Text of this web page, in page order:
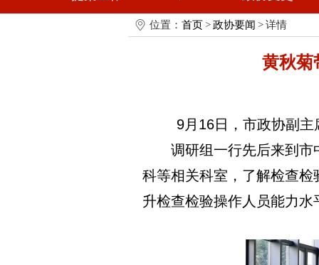
位置： 首页>政协要闻 >详情
黄秋菊
9月16日，市政协副
调研组一行先后来到市
科等相关科室，了解检查
升检查检验操作人员能力